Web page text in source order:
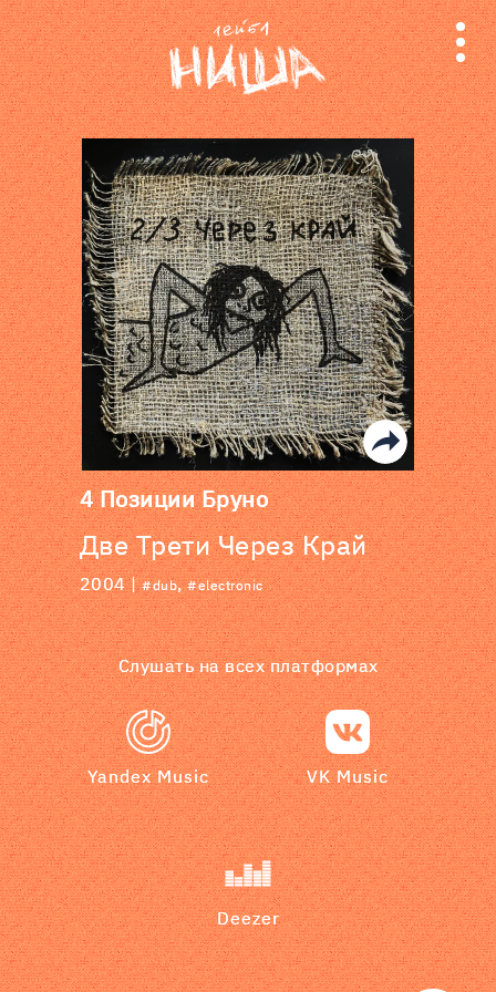
релизы
лейбл
поиск
4 Позиции Бруно
Две Трети Через Край
2004 |#dub,#electronic
Слушать на всех платформах
Yandex Music VK Music
Deezer